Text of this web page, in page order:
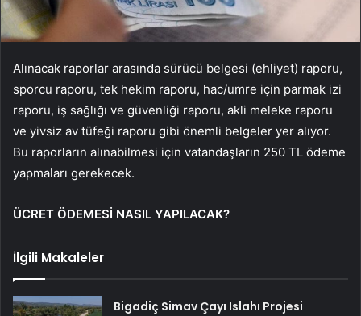
Alınacak raporlar arasında sürücü belgesi (ehliyet) raporu,
sporcu raporu, tek hekim raporu, hac/umre için parmak izi
raporu, iş sağlığı ve güvenliği raporu, akli meleke raporu
ve yivsiz av tüfeği raporu gibi önemli belgeler yer alıyor.
Bu raporların alınabilmesi için vatandaşların 250 TL ödeme
yapmaları gerekecek.
ÜCRET ÖDEMESİ NASIL YAPILACAK?
İlgili Makaleler
Bigadiç Simav Çayı Islahı Projesi